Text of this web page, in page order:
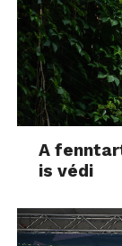
A
is védi